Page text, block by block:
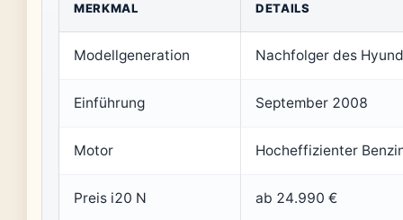
MERKMAL DETAILS
Modellgeneration Nachfolger des
Einführung September 2008
Motor Hocheffizienter
Preis i20 N ab 24.990 €